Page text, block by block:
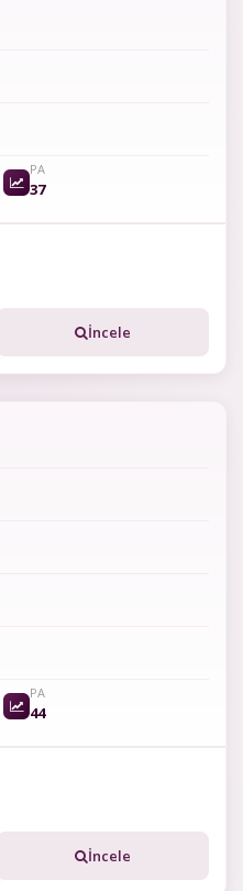
PA
37
İncele
PA
44
İncele